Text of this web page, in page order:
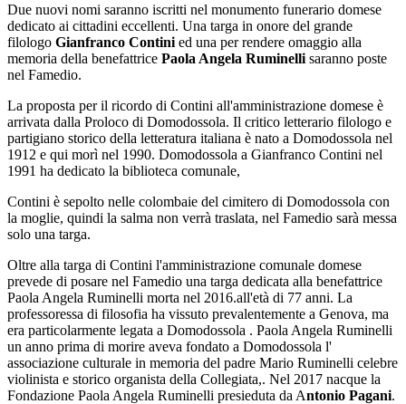
Due nuovi nomi saranno iscritti nel monumento funerario domese
dedicato ai cittadini eccellenti. Una targa in onore del grande
filologo Gianfranco Contini ed una per rendere omaggio alla
memoria della benefattrice Paola Angela Ruminelli saranno poste
nel Famedio.
La proposta per il ricordo di Contini all'amministrazione domese è
arrivata dalla Proloco di Domodossola. Il critico letterario filologo e
partigiano storico della letteratura italiana è nato a Domodossola nel
1912 e qui morì nel 1990. Domodossola a Gianfranco Contini nel
1991 ha dedicato la biblioteca comunale,
Contini è sepolto nelle colombaie del cimitero di Domodossola con
la moglie, quindi la salma non verrà traslata, nel Famedio sarà messa
solo una targa.
Oltre alla targa di Contini l'amministrazione comunale domese
prevede di posare nel Famedio una targa dedicata alla benefattrice
Paola Angela Ruminelli morta nel 2016.all'età di 77 anni. La
professoressa di filosofia ha vissuto prevalentemente a Genova, ma
era particolarmente legata a Domodossola . Paola Angela Ruminelli
un anno prima di morire aveva fondato a Domodossola l'
associazione culturale in memoria del padre Mario Ruminelli celebre
violinista e storico organista della Collegiata,. Nel 2017 nacque la
Fondazione Paola Angela Ruminelli presieduta da Antonio Pagani.